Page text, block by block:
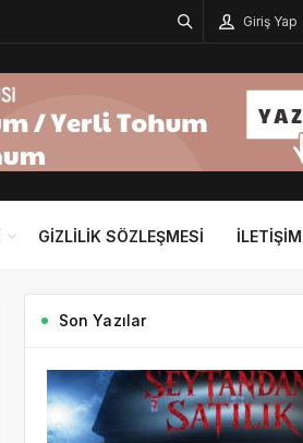
Giriş Yap
GIZLILIK SÖZLEŞMESI İLETIŞIM
Son Yazılar